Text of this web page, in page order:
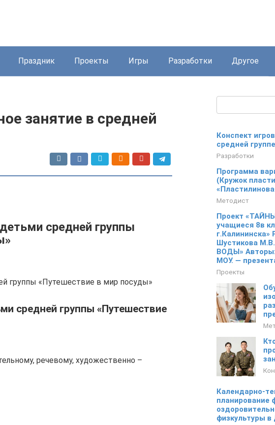
Праздник Проекты Игры Разработки Другое
занятие в средней
средней группы
группы «Путешествие в мир посуды»
средней группы «Путешествие
речевому, художественно –
Конспект
средней
Разработки
Программа
(Кружок
Методист
Проект
учащиеся 8в
г.Калининска»
Шустикова
ВОДЫ»
МОУ. —
Проекты
Календарно-
планирование
физкультуры